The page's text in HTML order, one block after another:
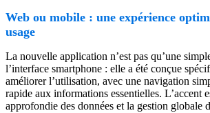
Web ou mobile : une expérience
usage
La nouvelle application n’est pas qu’une
l’interface smartphone : elle a été conçue
améliorer l’utilisation, avec une navigation
rapide aux informations essentielles. L’accent
approfondie des données et la gestion globale